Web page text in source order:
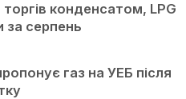
конденсатом, LPG
серпень
газ на УЕБ після